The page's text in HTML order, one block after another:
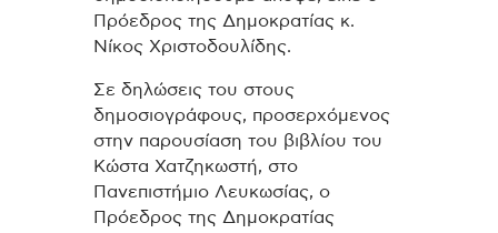
Πρόεδρος της Δημοκρατίας κ.
Νίκος Χριστοδουλίδης.
Σε δηλώσεις του στους
δημοσιογράφους, προσερχόμενος
στην παρουσίαση του βιβλίου του
Κώστα Χατζηκωστή, στο
Πανεπιστήμιο Λευκωσίας, ο
Πρόεδρος της Δημοκρατίας